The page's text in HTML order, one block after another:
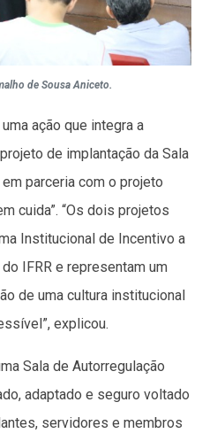
de Sousa Aniceto.
ação que integra a
de implantação da Sala
parceria com o projeto
cuida”. “Os dois projetos
Institucional de Incentivo a
IFRR e representam um
de uma cultura institucional
explicou.
Sala de Autorregulação
adaptado e seguro voltado
servidores e membros